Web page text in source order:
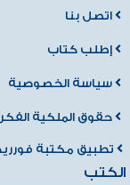
اتصل بنا
إطلب كتاب
سياسة الخصوصية
حقوق الملكية
تطبيق مكتبة
الكتب